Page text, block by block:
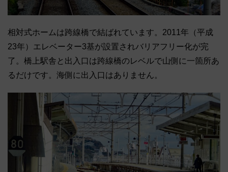
相対式ホームは跨線橋で結ばれています。2011年（平成
23年）エレベーター3基が設置されバリアフリー化が完
了。橋上駅舎と出入口は跨線橋のレベルで山側に一箇所あ
るだけです。海側に出入口はありません。